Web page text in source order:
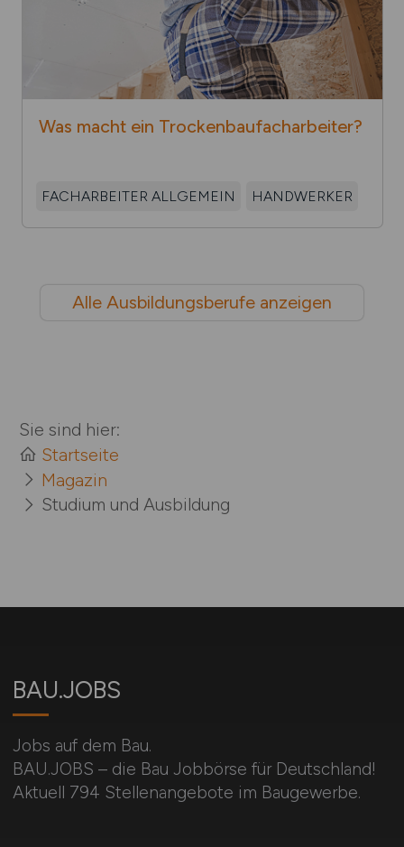
Was macht ein Trocken­bau­fach­arbeiter?
FACHARBEITER ALLGEMEIN HANDWERKER
Alle Ausbildungsberufe anzeigen
Sie sind hier:
Startseite
Magazin
Studium und Ausbildung
BAU.JOBS
Jobs auf dem Bau.
BAU.JOBS – die Bau Jobbörse für Deutschland!
Aktuell 794 Stellenangebote im Baugewerbe.